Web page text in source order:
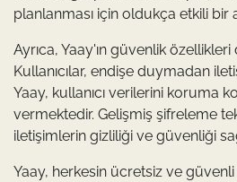
planlanması için oldukça etkili bir
Ayrıca, Yaay'ın güvenlik
Kullanıcılar, endişe duymadan
Yaay, kullanıcı verilerini koruma
vermektedir. Gelişmiş şifreleme
iletişimlerin gizliliği ve güvenliği
Yaay, herkesin ücretsiz ve